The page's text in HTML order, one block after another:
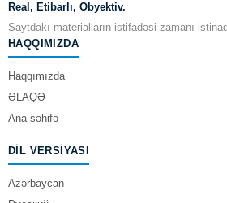
Real, Etibarlı, Obyektiv.
Saytdakı materialların istifadəsi zamanı
HAQQIMIZDA
Haqqımızda
ƏLAQƏ
Ana səhifə
DIL VERSIYASI
Azərbaycan